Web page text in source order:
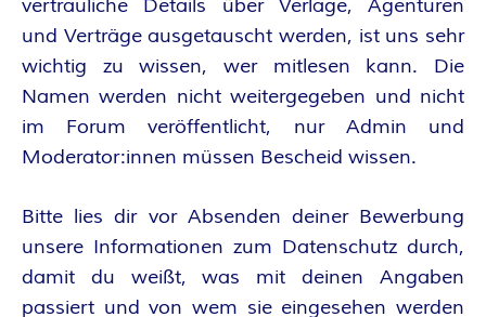
D
E
R
F
A
vertrauliche Details über Verlage, Agenturen
und Verträge ausgetauscht werden, ist uns sehr
wichtig zu wissen, wer mitlesen kann. Die
Namen werden nicht weitergegeben und nicht
im Forum veröffentlicht, nur Admin und
Moderator:innen müssen Bescheid wissen.
Bitte lies dir vor Absenden deiner Bewerbung
unsere Informationen zum Datenschutz durch,
damit du weißt, was mit deinen Angaben
passiert und von wem sie eingesehen werden